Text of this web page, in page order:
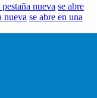
nueva se abre
nueva se abre en una